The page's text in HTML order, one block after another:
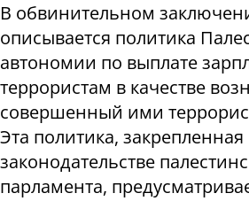
В обвинительном
описывается политика
автономии по выплате
террористам в качестве
совершенный ими
Эта политика, закрепленная
законодательстве
парламента,